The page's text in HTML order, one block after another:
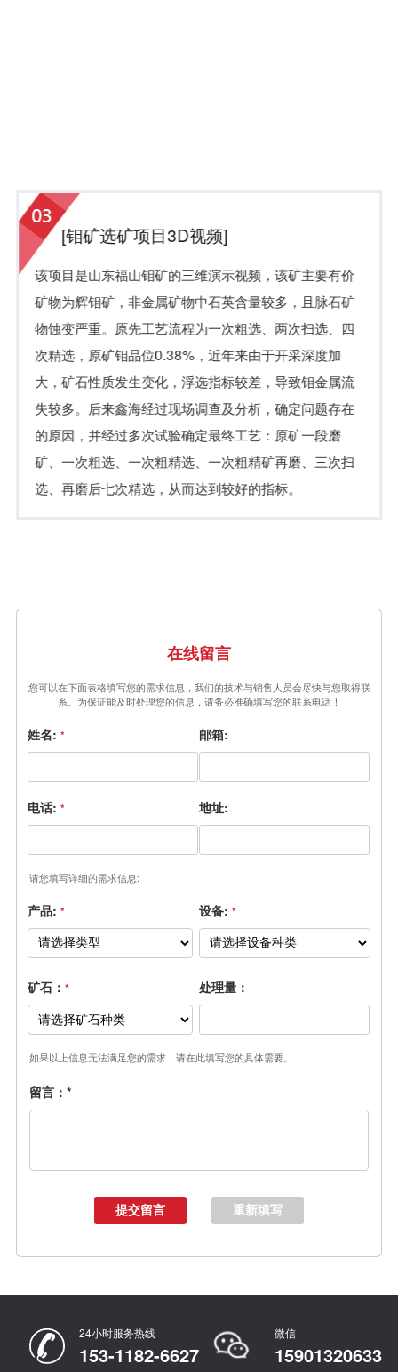
[钼矿选矿项目3D视频]
该项目是山东福山钼矿的三维演示视频，该矿主要有价
矿物为辉钼矿，非金属矿物中石英含量较多，且脉石矿
物蚀变严重。原先工艺流程为一次粗选、两次扫选、四
次精选，原矿钼品位0.38%，近年来由于开采深度加
大，矿石性质发生变化，浮选指标较差，导致钼金属流
失较多。后来鑫海经过现场调查及分析，确定问题存在
的原因，并经过多次试验确定最终工艺：原矿一段磨
矿、一次粗选、一次粗精选、一次粗精矿再磨、三次扫
选、再磨后七次精选，从而达到较好的指标。
在线留言
您可以在下面表格填写您的需求信息，我们的技术与销售人员会尽快与您取得联
系。为保证能及时处理您的信息，请务必准确填写您的联系电话！
姓名: * 邮箱:
电话: * 地址:
请您填写详细的需求信息:
产品: * 设备: *
矿石： * 处理量：
如果以上信息无法满足您的需求，请在此填写您的具体需要。
留言：*
24小时服务热线
153-1182-6627
微信
15901320633